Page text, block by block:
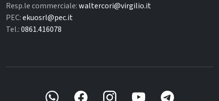
Resp.le commerciale:waltercori@virgilio.it
PEC:ekuosrl@pec.it
Tel.:0861.416078